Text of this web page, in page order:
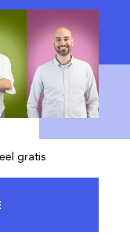
gratis
TOT 100% VAN